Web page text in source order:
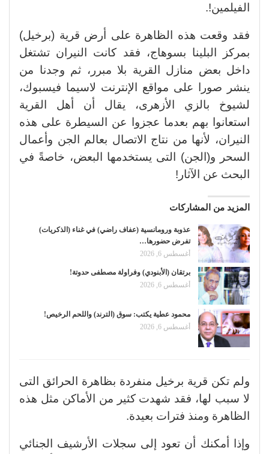
الفيلمين!.
فقد وقعت هذه الظاهرة على أرض قرية (برخيل)
بمركز البلينا بسوهاج، فقد كانت النيران تشتغل
داخل بعض منازل القرية بلا مبرر، ثم وجدنا من
ينشر صورا على مواقع الإنترنت لاسيما فيسبوك،
لشيوخ بالزي الأزهرى، يقال أن أهل القرية
استعانوا بهم بعدما عجزوا عن السيطرة على هذه
النيران، لأنها من نتاج الاتصال بعالم الجن وأعمال
السحر و(الجن) التى يستخدمها البعض، خاصةً في
البحث عن الآثار!
المزيد من المشاركات
عذوبة ورومانسية (عفاف راضي) في غناء (الذكريات)
تفرض حضورها…
أغسطس 6, 2026
برتقان (الأبنودي) وفراولة مصطفى حدوتة!
أغسطس 6, 2026
محمود عطية يكتب: سوق (الترند) واللحم الرخيص!
أغسطس 6, 2026
ولم تكن قرية برخيل منفردة بظاهرة الحرائق التى
لا سبب لها، فقد شهدت كثير من الأماكن مثل هذه
الظاهرة ومنذ فترات بعيدة.
وإذا أمكنك أن تعود إلى سجلات الأرشيف الجنائي